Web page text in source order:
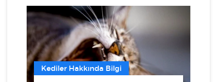
Kediler Hakkında Bilgi